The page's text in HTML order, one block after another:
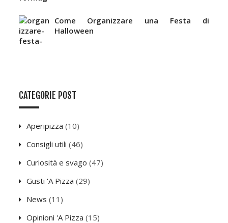
Come Organizzare una Festa di
Halloween
CATEGORIE POST
Aperipizza (10)
Consigli utili (46)
Curiosità e svago (47)
Gusti 'A Pizza (29)
News (11)
Opinioni 'A Pizza (15)